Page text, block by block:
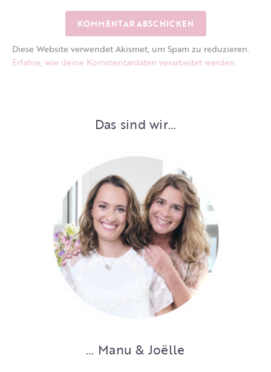
Diese Website verwendet Akismet, um Spam zu reduzieren.
Erfahre, wie deine Kommentardaten verarbeitet werden.
Das sind wir…
… Manu & Joëlle